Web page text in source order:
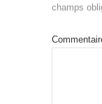
champs